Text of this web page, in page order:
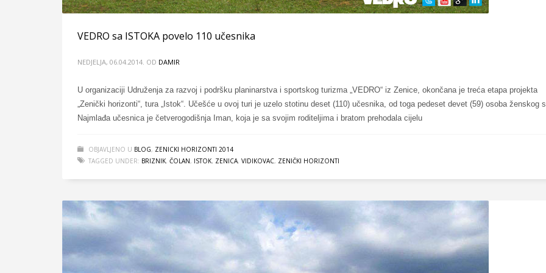
VEDRO sa ISTOKA povelo 110 učesnika
NEDJELJA, 06.04.2014. OD DAMIR
U organizaciji Udruženja za razvoj i podršku planinarstva i sportskog turizma „VEDRO“ iz Zenice, okončana je treća etapa projekta
„Zenički horizonti“, tura „Istok“. Učešće u ovoj turi je uzelo stotinu deset (110) učesnika, od toga pedeset devet (59) osoba ženskog
Najmlađa učesnica je četverogodišnja Iman, koja je sa svojim roditeljima i bratom prehodala cijelu
OBJAVLJENO U BLOG, ZENICKI HORIZONTI 2014
TAGGED UNDER: BRIZNIK, ČOLAN, ISTOK. ZENICA, VIDIKOVAC, ZENIČKI HORIZONTI